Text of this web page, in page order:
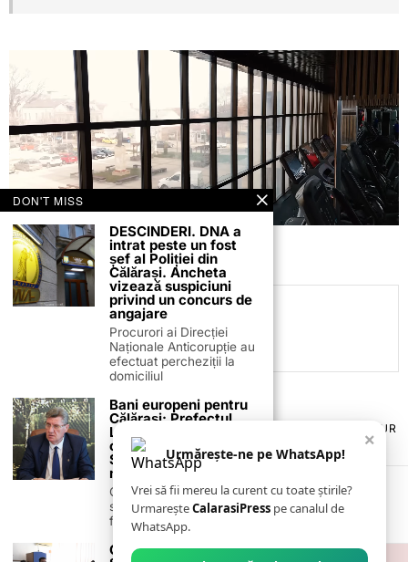
Daniel Mitrea
TERMENI ȘI CONDIȚII
POLITICA DE ANULARE & RETUR
PUBLICITATE ONLINE & TIPĂRITĂ
CONTACT
ZIARUL ANUNȚUL CĂLĂRĂȘEAN
×
Urmărește-ne pe WhatsApp!
Vrei să fii mereu la curent cu toate știrile?
UrmareșteCalarasiPress pe canalul de
WhatsApp.
DON'T MISS
DESCINDERI. DNA a
intrat peste un fost
șef al Poliției din
Călărași. Ancheta
vizează suspiciuni
privind un concurs de
angajare
Procurori ai Direcției
Naționale Anticorupție au
efectuat percheziții la
domiciliul
Bani europeni pentru
Călărași: Prefectul
Laurențiu State anunță
colaborarea cu ADR
Sud-Muntenia pentru
noi finanțări
Călărașul se pregătește
să intre pe harta
finanțărilor europene, cu
Calculatoare pentru